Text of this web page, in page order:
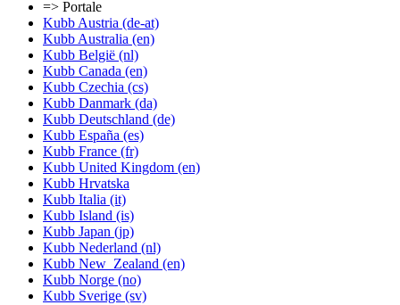
=> Portale
Kubb Austria (de-at)
Kubb Australia (en)
Kubb België (nl)
Kubb Canada (en)
Kubb Czechia (cs)
Kubb Danmark (da)
Kubb Deutschland (de)
Kubb España (es)
Kubb France (fr)
Kubb United Kingdom (en)
Kubb Hrvatska
Kubb Italia (it)
Kubb Island (is)
Kubb Japan (jp)
Kubb Nederland (nl)
Kubb New_Zealand (en)
Kubb Norge (no)
Kubb Sverige (sv)